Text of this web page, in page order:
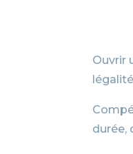
Ouvrir
durée,